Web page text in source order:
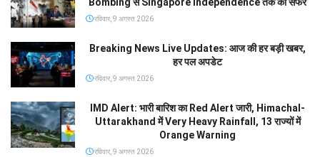
रविवार, 9 अगस्त 2026
Breaking News Live Updates: आज की हर बड़ी खबर,
हर पल अपडेट
रविवार, 9 अगस्त 2026
IMD Alert: भारी बारिश का Red Alert जारी, Himachal-
Uttarakhand में Very Heavy Rainfall, 13 राज्यों में
Orange Warning
रविवार, 9 अगस्त 2026